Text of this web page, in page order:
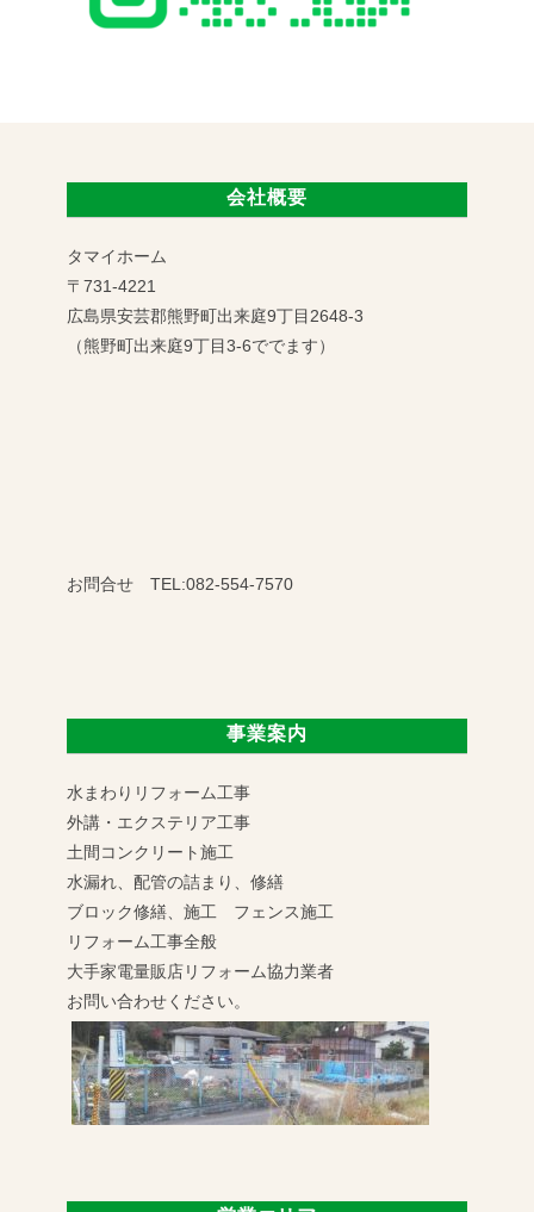
会社概要
タマイホーム
〒731-4221
広島県安芸郡熊野町出来庭9丁目2648-3
（熊野町出来庭9丁目3-6ででます）
お問合せ TEL:082-554-7570
事業案内
水まわりリフォーム工事
外講・エクステリア工事
土間コンクリート施工
水漏れ、配管の詰まり、修繕
ブロック修繕、施工 フェンス施工
リフォーム工事全般
大手家電量販店リフォーム協力業者
お問い合わせください。